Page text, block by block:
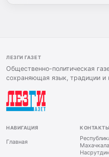
ЛЕЗГИ ГАЗЕТ
Общественно-политическая
сохраняющая язык, традиции и
НАВИГАЦИЯ
Главная
КОНТАКТЫ